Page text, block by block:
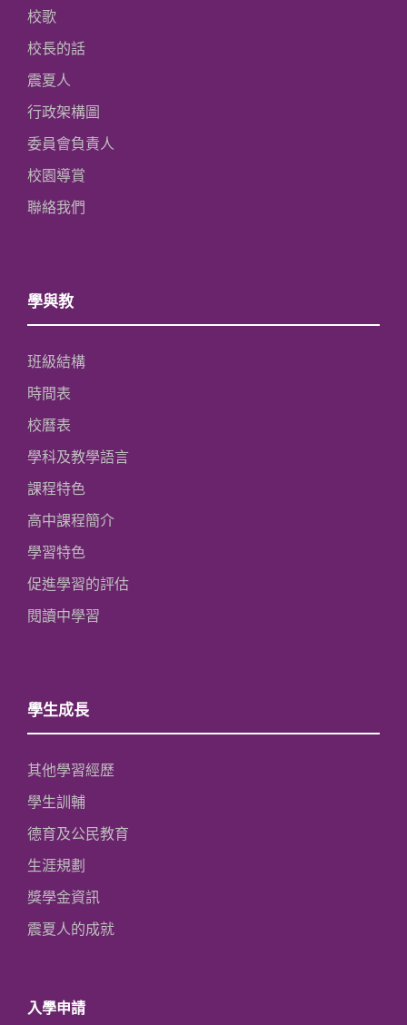
校歌
校長的話
震夏人
行政架構圖
委員會負責人
校園導賞
聯絡我們
學與教
班級結構
時間表
校曆表
學科及教學語言
課程特色
高中課程簡介
學習特色
促進學習的評估
閱讀中學習
學生成長
其他學習經歷
學生訓輔
德育及公民教育
生涯規劃
獎學金資訊
震夏人的成就
入學申請